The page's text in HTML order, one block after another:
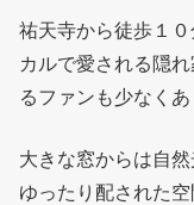
祐天寺から徒歩１
カルで愛される隠
るファンも少なくあ
大きな窓からは自
ゆったり配された